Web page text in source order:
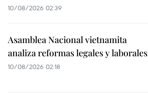
10/08/2026 02:39
Asamblea Nacional vietnamita
analiza reformas legales y laborales
10/08/2026 02:18